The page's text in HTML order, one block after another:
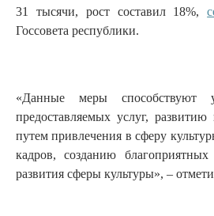
31 тысячи, рост составил 18%,
Госсовета республики.
«Данные меры способствуют
предоставляемых услуг, развитию
путем привлечения в сферу
кадров, созданию
развития сферы культуры», –